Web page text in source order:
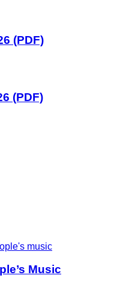
(PDF)
(PDF)
Music